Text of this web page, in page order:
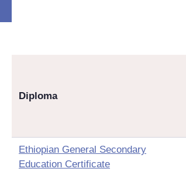
Diploma
Ethiopian General Secondary
Education Certificate